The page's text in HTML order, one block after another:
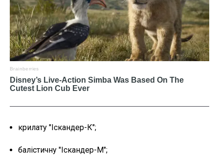
крилату "Іскандер-К";
балістичну "Іскандер-М";